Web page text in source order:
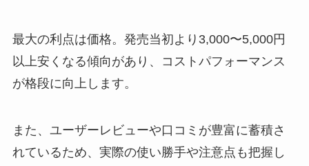
最大の利点は価格。発売当初より3,000〜5,000円
以上安くなる傾向があり、コストパフォーマンス
が格段に向上します。
また、ユーザーレビューや口コミが豊富に蓄積さ
れているため、実際の使い勝手や注意点も把握し